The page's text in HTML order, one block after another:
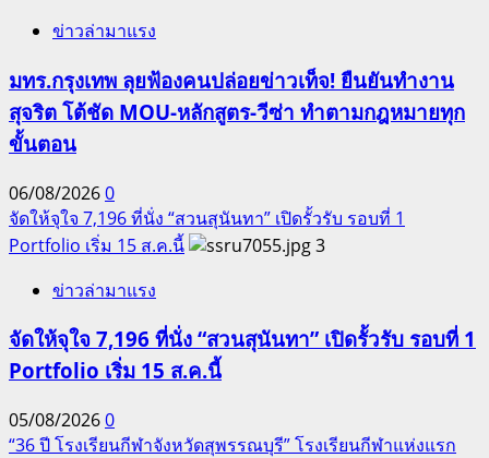
ข่าวล่ามาแรง
มทร.กรุงเทพ ลุยฟ้องคนปล่อยข่าวเท็จ! ยืนยันทำงาน
สุจริต โต้ชัด MOU-หลักสูตร-วีซ่า ทำตามกฎหมายทุก
ขั้นตอน
06/08/20260
จัดให้จุใจ 7,196 ที่นั่ง “สวนสุนันทา” เปิดรั้วรับ รอบที่ 1
Portfolio เริ่ม 15 ส.ค.นี้
3
ข่าวล่ามาแรง
จัดให้จุใจ 7,196 ที่นั่ง “สวนสุนันทา” เปิดรั้วรับ รอบที่ 1
Portfolio เริ่ม 15 ส.ค.นี้
05/08/20260
“36 ปี โรงเรียนกีฬาจังหวัดสุพรรณบุรี” โรงเรียนกีฬาแห่งแรก